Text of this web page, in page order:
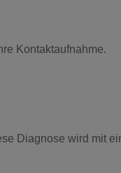
Kontaktaufnahme.
Diagnose wird mit